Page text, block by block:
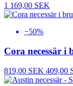
1 169,00 SEK
−50%
Cora necessär
819,00 SEK 409,00